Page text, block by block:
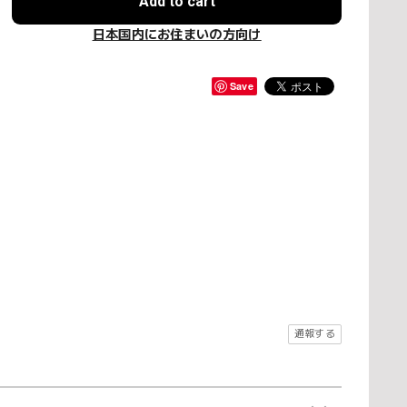
日本国内にお住まいの方向け
Save
通報する